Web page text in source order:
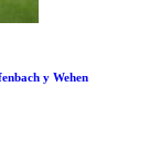
y Wehen